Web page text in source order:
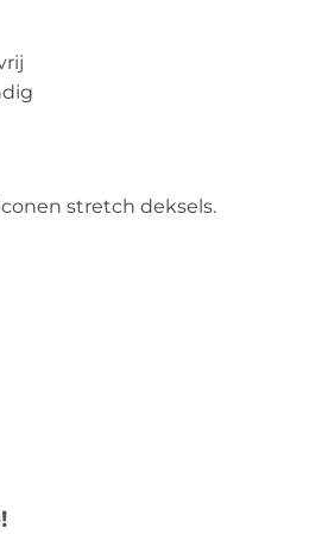
stretch deksels.